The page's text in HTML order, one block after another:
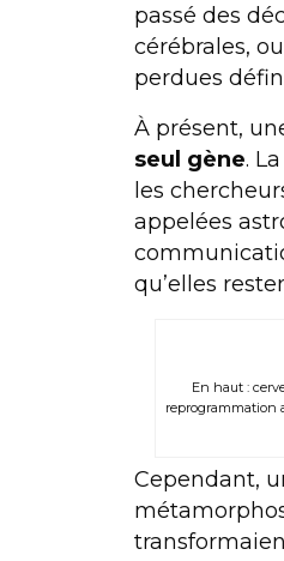
passé des
cérébrales,
perdues
À présent,
seul gène.
les
appelées
qu’elles
En haut :
reprogrammation
Cependant,